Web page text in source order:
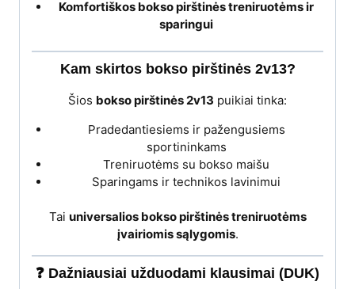
Komfortiškos bokso pirštinės treniruotėms ir
sparingui
Kam skirtos bokso pirštinės 2v13?
Šios bokso pirštinės 2v13 puikiai tinka:
Pradedantiesiems ir pažengusiems
sportininkams
Treniruotėms su bokso maišu
Sparingams ir technikos lavinimui
Tai universalios bokso pirštinės treniruotėms
įvairiomis sąlygomis.
❓ Dažniausiai užduodami klausimai (DUK)